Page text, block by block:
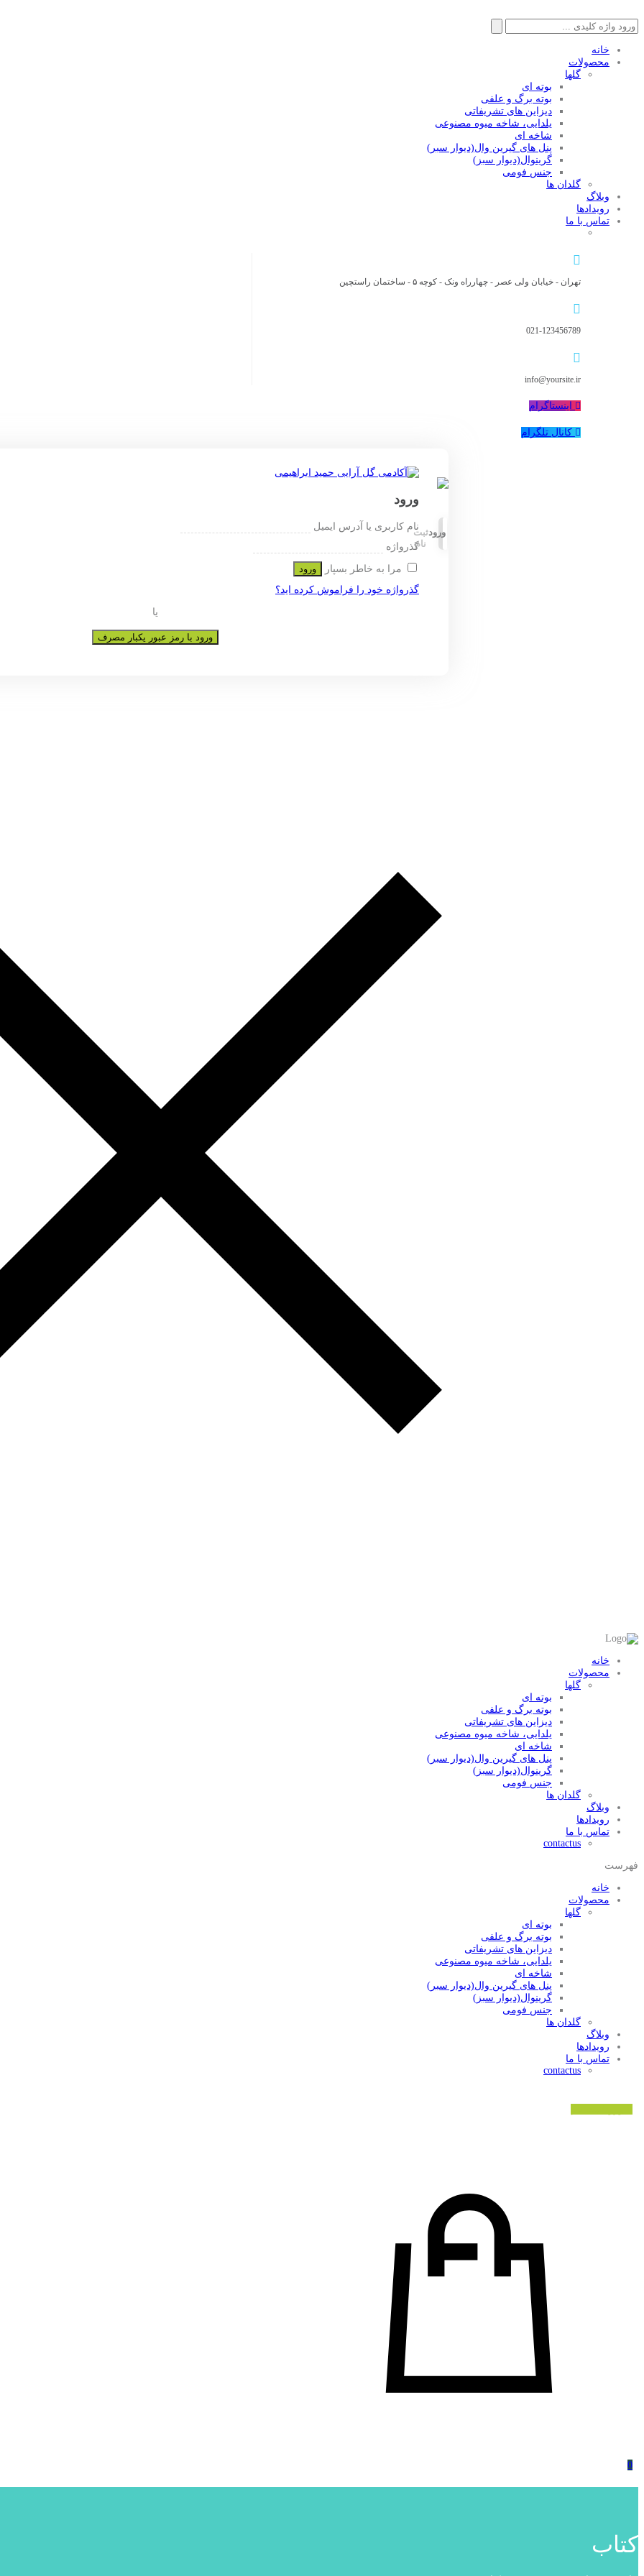
جستجو
برای:
خانه
محصولات
گلها
بوته ای
بوته برگ و علفی
دیزاین های تشریفاتی
یلدایی، شاخه میوه مصنوعی
شاخه ای
پنل های گیرین وال(دیوار سبر)
گرینوال(دیوار سبز)
جنس فومی
گلدان ها
وبلاگ
رویدادها
تماس با ما
تهران - خیابان ولی عصر - چهارراه ونک - کوچه ۵ - ساختمان راستچین
021-123456789
info@yoursite.ir
اینستاگرام
کانال تلگرام
ورودثبت
نام
ورود
نام کاربری یا آدرس ایمیل
گذرواژه
مرا به خاطر بسپار
ورود
گذرواژه خود را فراموش کرده اید؟
یا
ورود با رمز عبور یکبار مصرف
خانه
محصولات
گلها
بوته ای
بوته برگ و علفی
دیزاین های تشریفاتی
یلدایی، شاخه میوه مصنوعی
شاخه ای
پنل های گیرین وال(دیوار سبر)
گرینوال(دیوار سبز)
جنس فومی
گلدان ها
وبلاگ
رویدادها
تماس با ما
contactus
فهرست
خانه
محصولات
گلها
بوته ای
بوته برگ و علفی
دیزاین های تشریفاتی
یلدایی، شاخه میوه مصنوعی
شاخه ای
پنل های گیرین وال(دیوار سبر)
گرینوال(دیوار سبز)
جنس فومی
گلدان ها
وبلاگ
رویدادها
تماس با ما
contactus
0
کتاب